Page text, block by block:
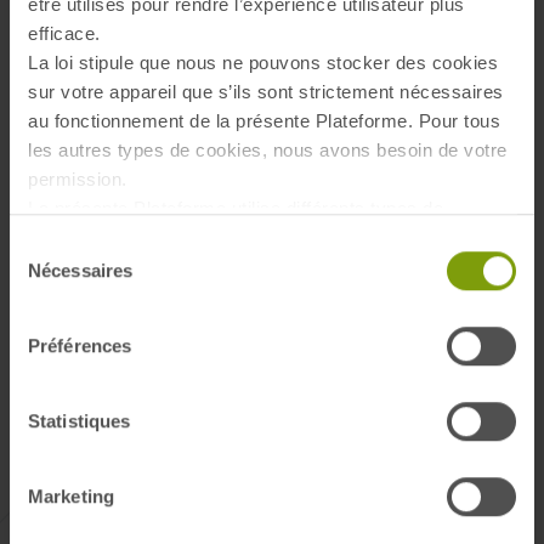
être utilisés pour rendre l’expérience utilisateur plus
efficace.
La loi stipule que nous ne pouvons stocker des cookies
sur votre appareil que s’ils sont strictement nécessaires
au fonctionnement de la présente Plateforme. Pour tous
les autres types de cookies, nous avons besoin de votre
permission.
tiers qui apparaissent sur nos pages. À tout moment,
vous pouvez modifier ou retirer votre consentement.
En savoir plus sur qui nous sommes, comment vous
pouvez nous contacter et comment nous traitons les
protection de données.
Nécessaires
Préférences
Statistiques
Marketing